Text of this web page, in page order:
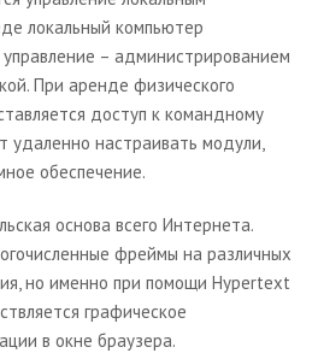
локальный компьютер
– администрированием
При аренде физического
доступ к командному
удаленно настраивать модули,
обеспечение.
основа всего Интернета.
фреймы на различных
но именно при помощи Hypertext
графическое
в окне браузера.